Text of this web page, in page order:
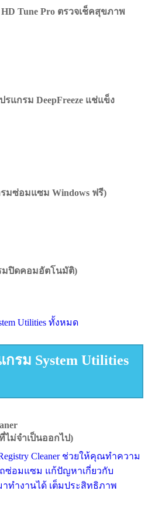
Tune Pro ตรวจเช็คสุขภาพ
รแกรม DeepFreeze แช่แข็ง
รมซ่อมแซม Windows ฟรี)
มปิดคอมอัตโนมัติ)
Utilities ทั้งหมด
รม System Utilities
ไม่จำเป็นออกไป)
Cleaner ช่วยให้คุณทำความ
ถซ่อมแซม แก้ปัญหาเกี่ยวกับ
าทำงานได้ เต็มประสิทธิภาพ